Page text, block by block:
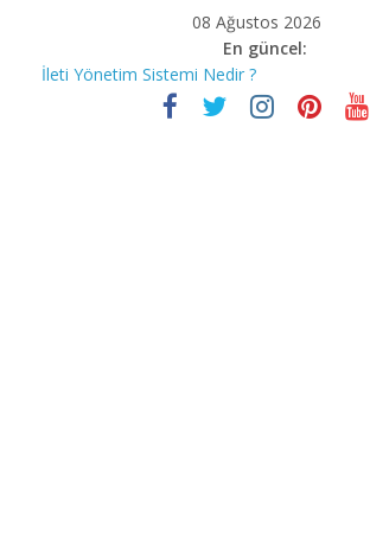
08 Ağustos 2026
En güncel:
İleti Yönetim Sistemi Nedir ?
Bilgisayar korsanları Covid-19’un
Stephen Hawking